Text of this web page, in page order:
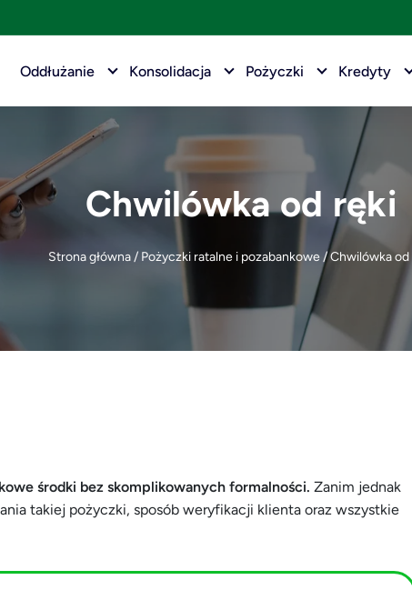
Oddłużanie Konsolidacja Pożyczki Kredyty
Chwilówka od ręki
Strona główna/ Pożyczki ratalne i pozabankowe/Chwilówka od
środki bez skomplikowanych formalności. Zanim jednak
takiej pożyczki, sposób weryfikacji klienta oraz wszystkie